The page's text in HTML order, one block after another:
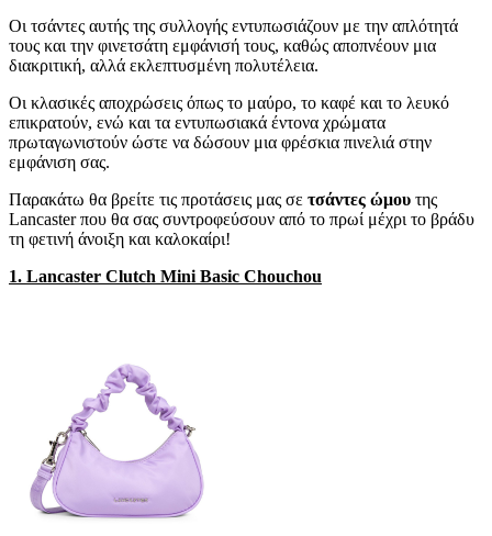
Οι τσάντες αυτής της συλλογής εντυπωσιάζουν με την απλότητά
τους και την φινετσάτη εμφάνισή τους, καθώς αποπνέουν μια
διακριτική, αλλά εκλεπτυσμένη πολυτέλεια.
Οι κλασικές αποχρώσεις όπως το μαύρο, το καφέ και το λευκό
επικρατούν, ενώ και τα εντυπωσιακά έντονα χρώματα
πρωταγωνιστούν ώστε να δώσουν μια φρέσκια πινελιά στην
εμφάνιση σας.
Παρακάτω θα βρείτε τις προτάσεις μας σε τσάντες ώμου της
Lancaster που θα σας συντροφεύσουν από το πρωί μέχρι το βράδυ
τη φετινή άνοιξη και καλοκαίρι!
1. Lancaster Clutch Mini Basic Chouchou